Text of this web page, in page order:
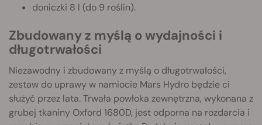
doniczki 8 l (do 9 roślin).
Zbudowany z myślą o wydajności i
długotrwałości
Niezawodny i zbudowany z myślą o długotrwałości,
zestaw do uprawy w namiocie Mars Hydro będzie ci
służyć przez lata. Trwała powłoka zewnętrzna, wykonana z
grubej tkaniny Oxford 1680D, jest odporna na rozdarcia i